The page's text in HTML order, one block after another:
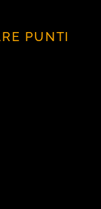
PUNTI